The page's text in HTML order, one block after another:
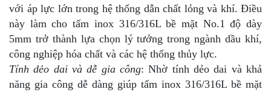
với áp lực lớn trong hệ thống dẫn chất lỏng và khí. Điều
này làm cho tấm inox 316/316L bề mặt No.1 độ dày
5mm trở thành lựa chọn lý tưởng trong ngành dầu khí,
công nghiệp hóa chất và các hệ thống thủy lực.
Tính dẻo dai và dễ gia công: Nhờ tính dẻo dai và khả
năng gia công dễ dàng giúp tấm inox 316/316L bề mặt